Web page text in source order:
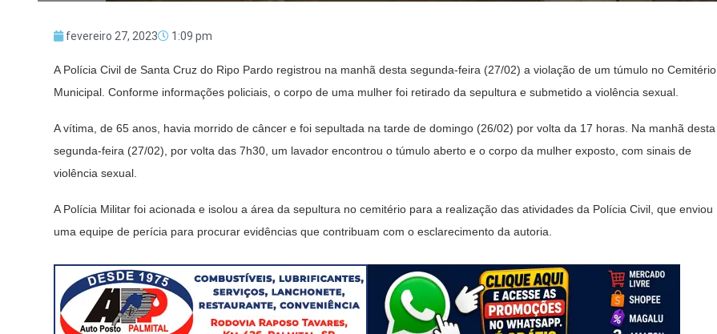
fevereiro 27, 2023 1:09 pm
A Polícia Civil de Santa Cruz do Ripo Pardo registrou na manhã desta segunda-feira (27/02) a violação de um túmulo no Cemitério
Municipal. Conforme informações policiais, o corpo de uma mulher foi retirado da sepultura e submetido a violência sexual.
A vítima, de 65 anos, havia morrido de câncer e foi sepultada na tarde de domingo (26/02) por volta da 17 horas. Na manhã desta
segunda-feira (27/02), por volta das 7h30, um lavador encontrou o túmulo aberto e o corpo da mulher exposto, com sinais de
violência sexual.
A Polícia Militar foi acionada e isolou a área da sepultura no cemitério para a realização das atividades da Polícia Civil, que enviou
uma equipe de perícia para procurar evidências que contribuam com o esclarecimento da autoria.